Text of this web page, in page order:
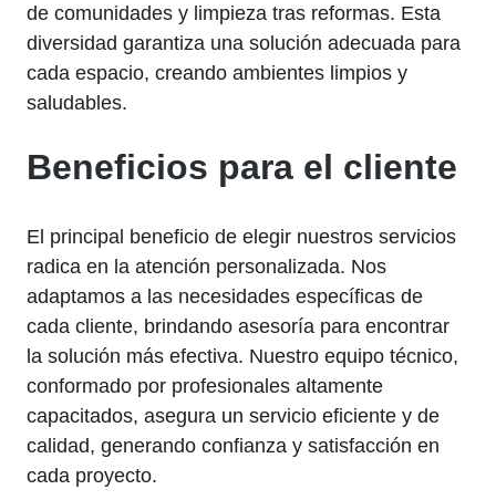
de comunidades y limpieza tras reformas. Esta
diversidad garantiza una solución adecuada para
cada espacio, creando ambientes limpios y
saludables.
Beneficios para el cliente
El principal beneficio de elegir nuestros servicios
radica en la atención personalizada. Nos
adaptamos a las necesidades específicas de
cada cliente, brindando asesoría para encontrar
la solución más efectiva. Nuestro equipo técnico,
conformado por profesionales altamente
capacitados, asegura un servicio eficiente y de
calidad, generando confianza y satisfacción en
cada proyecto.